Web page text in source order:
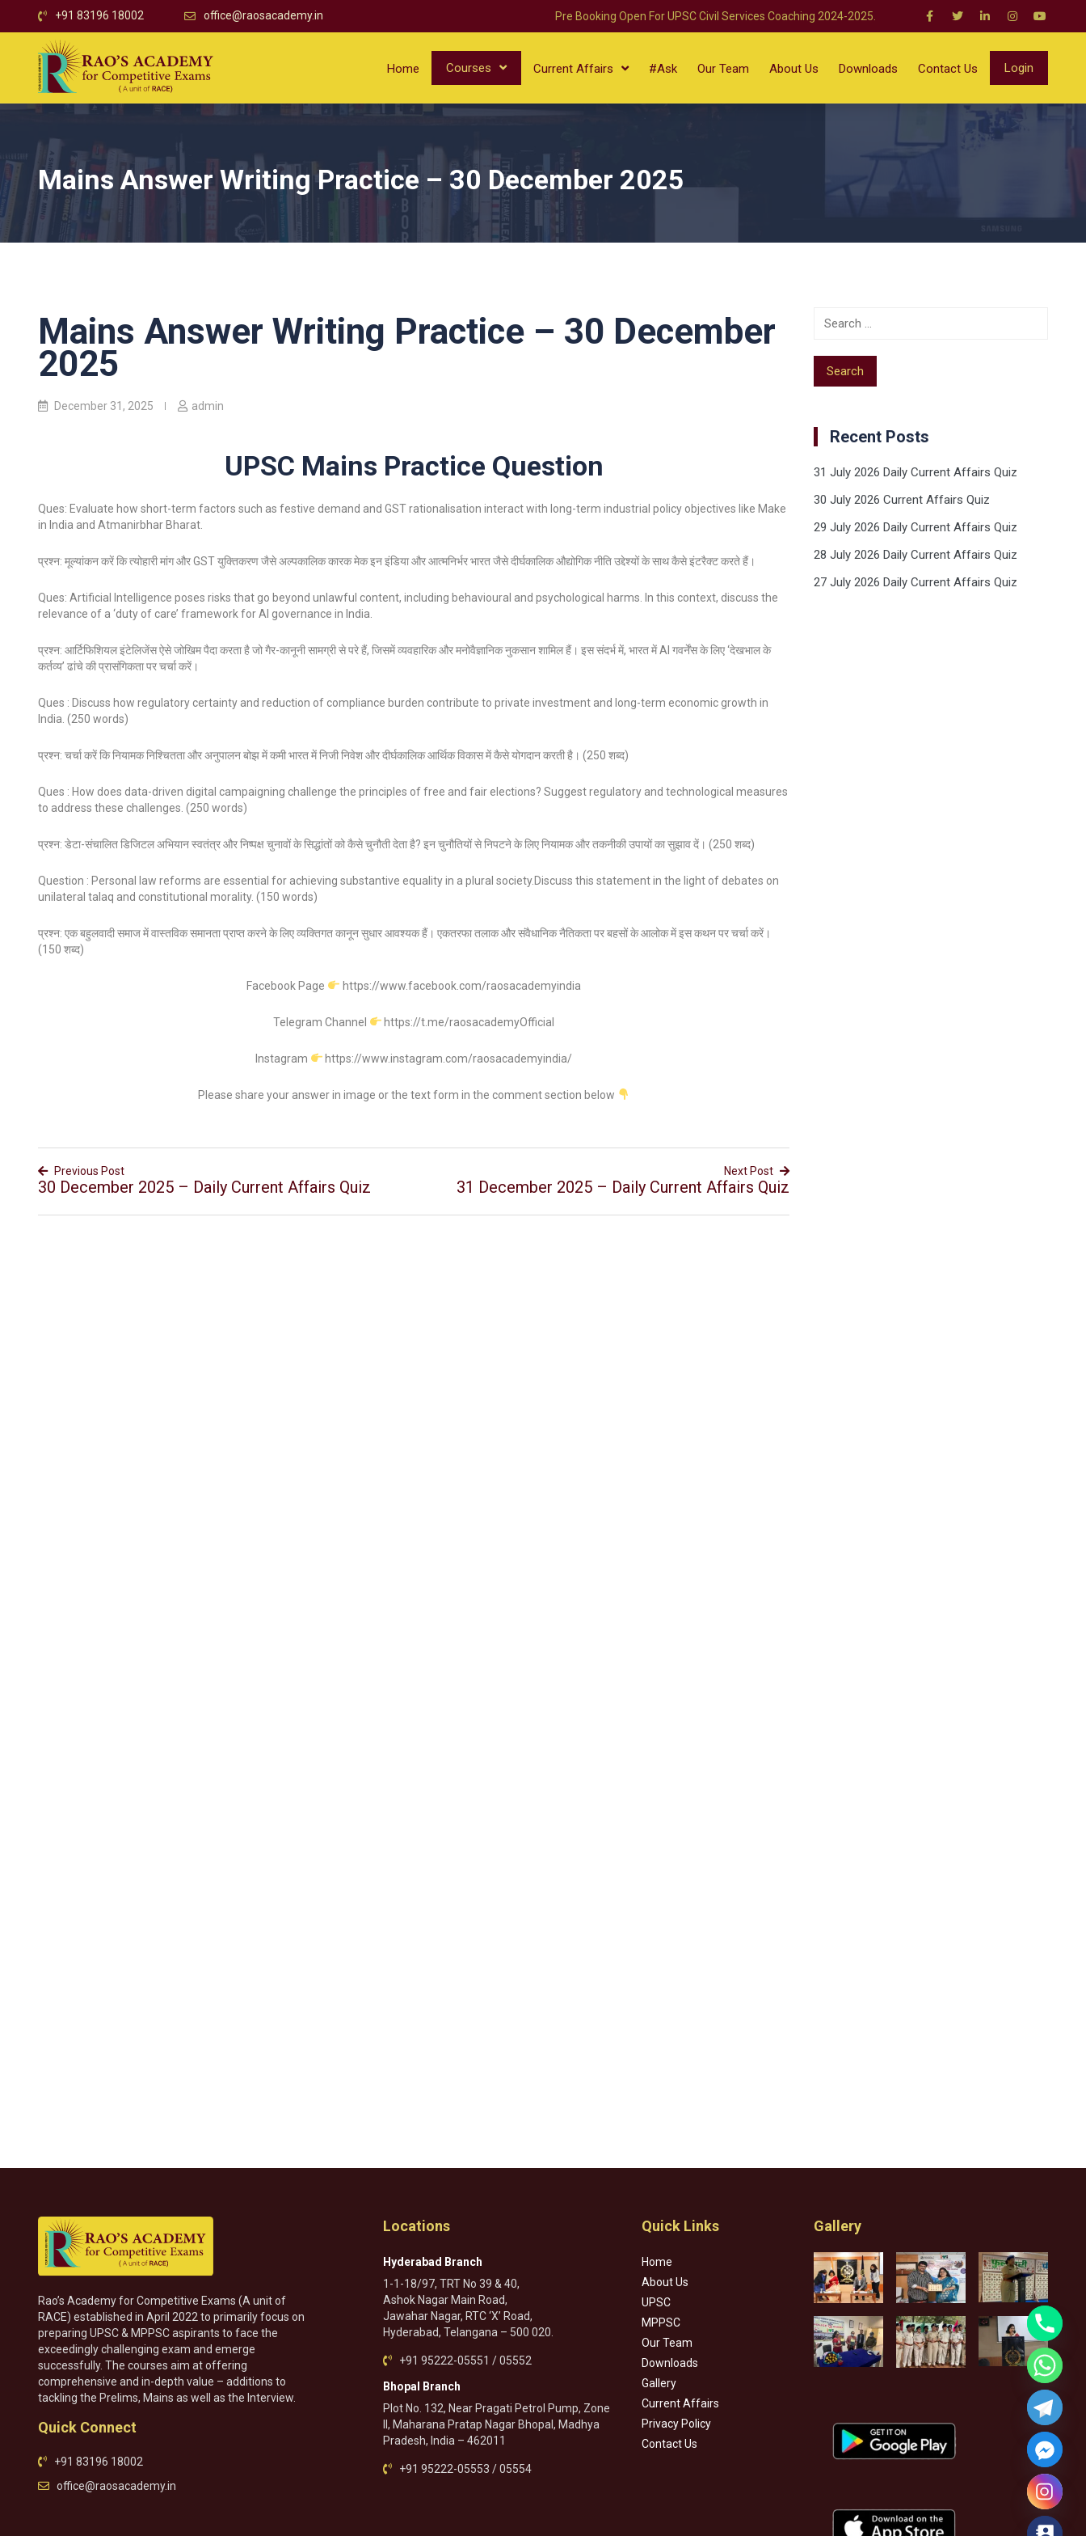
+91 83196 18002 office@raosacademy.in Pre Booking Open For UPSC Civil Services Coaching 2024-2025.
Home Courses Current Affairs #Ask Our Team About Us Downloads Contact Us Login
Mains Answer Writing Practice – 30 December 2025
Mains Answer Writing Practice – 30 December
2025
December 31, 2025 admin
UPSC Mains Practice Question
Ques: Evaluate how short-term factors such as festive demand and GST rationalisation interact with long-term industrial policy objectives like Make
in India and Atmanirbhar Bharat.
प्रश्न: मूल्यांकन करें कि त्योहारी मांग और GST युक्तिकरण जैसे अल्पकालिक कारक मेक इन इंडिया और आत्मनिर्भर भारत जैसे दीर्घकालिक औद्योगिक नीति उद्देश्यों के साथ कैसे इंटरैक्ट करते हैं।
Ques: Artificial Intelligence poses risks that go beyond unlawful content, including behavioural and psychological harms. In this context, discuss the
relevance of a ‘duty of care’ framework for AI governance in India.
प्रश्न: आर्टिफिशियल इंटेलिजेंस ऐसे जोखिम पैदा करता है जो गैर-कानूनी सामग्री से परे हैं, जिसमें व्यवहारिक और मनोवैज्ञानिक नुकसान शामिल हैं। इस संदर्भ में, भारत में AI गवर्नेंस के लिए ‘देखभाल के
कर्तव्य’ ढांचे की प्रासंगिकता पर चर्चा करें।
Ques : Discuss how regulatory certainty and reduction of compliance burden contribute to private investment and long-term economic growth in
India. (250 words)
प्रश्न: चर्चा करें कि नियामक निश्चितता और अनुपालन बोझ में कमी भारत में निजी निवेश और दीर्घकालिक आर्थिक विकास में कैसे योगदान करती है। (250 शब्द)
Ques : How does data-driven digital campaigning challenge the principles of free and fair elections? Suggest regulatory and technological measures
to address these challenges. (250 words)
प्रश्न: डेटा-संचालित डिजिटल अभियान स्वतंत्र और निष्पक्ष चुनावों के सिद्धांतों को कैसे चुनौती देता है? इन चुनौतियों से निपटने के लिए नियामक और तकनीकी उपायों का सुझाव दें। (250 शब्द)
Question : Personal law reforms are essential for achieving substantive equality in a plural society.Discuss this statement in the light of debates on
unilateral talaq and constitutional morality. (150 words)
प्रश्न: एक बहुलवादी समाज में वास्तविक समानता प्राप्त करने के लिए व्यक्तिगत कानून सुधार आवश्यक हैं। एकतरफा तलाक और संवैधानिक नैतिकता पर बहसों के आलोक में इस कथन पर चर्चा करें।
(150 शब्द)
Facebook Page https://www.facebook.com/raosacademyindia
Telegram Channel https://t.me/raosacademyOfficial
Instagram https://www.instagram.com/raosacademyindia/
Please share your answer in image or the text form in the comment section below
Previous Post
30 December 2025 – Daily Current Affairs Quiz
Next Post
31 December 2025 – Daily Current Affairs Quiz
Recent Posts
31 July 2026 Daily Current Affairs Quiz
30 July 2026 Current Affairs Quiz
29 July 2026 Daily Current Affairs Quiz
28 July 2026 Daily Current Affairs Quiz
27 July 2026 Daily Current Affairs Quiz
Rao’s Academy for Competitive Exams (A unit of
RACE) established in April 2022 to primarily focus on
preparing UPSC & MPPSC aspirants to face the
exceedingly challenging exam and emerge
successfully. The courses aim at offering
comprehensive and in-depth value – additions to
tackling the Prelims, Mains as well as the Interview.
Quick Connect
+91 83196 18002
office@raosacademy.in
Locations
Hyderabad Branch
1-1-18/97, TRT No 39 & 40,
Ashok Nagar Main Road,
Jawahar Nagar, RTC ‘X’ Road,
Hyderabad, Telangana – 500 020.
+91 95222-05551 / 05552
Bhopal Branch
Plot No. 132, Near Pragati Petrol Pump, Zone
II, Maharana Pratap Nagar Bhopal, Madhya
Pradesh, India – 462011
+91 95222-05553 / 05554
Quick Links
Home
About Us
UPSC
MPPSC
Our Team
Downloads
Gallery
Current Affairs
Privacy Policy
Contact Us
Gallery